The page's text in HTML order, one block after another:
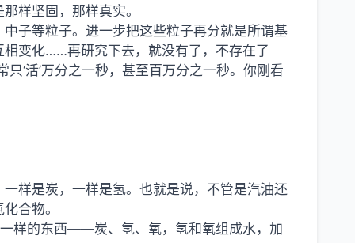
样坚固，那样真实。
子等粒子。进一步把这些粒子再分就是所谓基
变化……再研究下去，就没有了，不存在了
‘活’万分之一秒，甚至百万分之一秒。你刚看
样是炭，一样是氢。也就是说，不管是汽油还
合物。
样的东西——炭、氢、氧，氢和氧组成水，加